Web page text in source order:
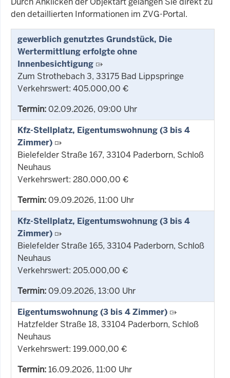
den detaillierten Informationen im ZVG-Portal.
gewerblich genutztes Grundstück, Die
Wertermittlung erfolgte ohne
Innenbesichtigung
Zum Strothebach 3, 33175 Bad Lippspringe
Verkehrswert: 405.000,00 €
Termin:02.09.2026, 09:00 Uhr
Kfz-Stellplatz, Eigentumswohnung (3 bis 4
Zimmer)
Bielefelder Straße 167, 33104 Paderborn, Schloß
Neuhaus
Verkehrswert: 280.000,00 €
Termin:09.09.2026, 11:00 Uhr
Kfz-Stellplatz, Eigentumswohnung (3 bis 4
Zimmer)
Bielefelder Straße 165, 33104 Paderborn, Schloß
Neuhaus
Verkehrswert: 205.000,00 €
Termin:09.09.2026, 13:00 Uhr
Eigentumswohnung (3 bis 4 Zimmer)
Hatzfelder Straße 18, 33104 Paderborn, Schloß
Neuhaus
Verkehrswert: 199.000,00 €
Termin:16.09.2026, 11:00 Uhr